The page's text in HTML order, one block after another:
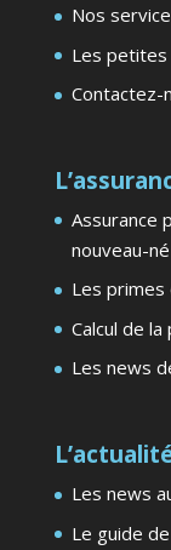
Nos
Les petites
Contactez-
Assurance
nouveau-né
Les primes
Calcul de
Les news
Les news
Le guide